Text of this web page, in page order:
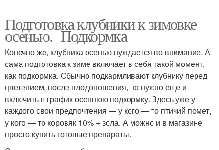
Подготовка клубники к зимовке
осенью. Подкормка
Конечно же, клубника осенью нуждается во внимание. А
сама подготовка к зиме включает в себя такой момент,
как подкормка. Обычно подкармливают клубнику перед
цветением, после плодоношения, но нужно еще и
включить в график осеннюю подкормку. Здесь уже у
каждого свои предпочтения — у кого — то птичий помет,
у кого — то коровяк 10% + зола. А можно и в магазине
просто купить готовые препараты.